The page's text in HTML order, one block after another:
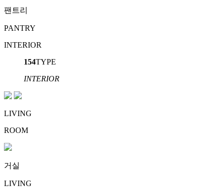
팬트리
PANTRY
INTERIOR
154TYPE
INTERIOR
LIVING
ROOM
거실
LIVING